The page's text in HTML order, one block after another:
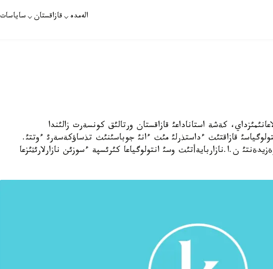
الەمدە قازاقستان ساياسات
كةشة استاناداعئ قازاقستان ورتالئق كونسةرت زالئندا
قازاقتئث ءداستذرلئ مئث ءانئ جوباسئنئث تذساؤكةسةرئ ءوتتئ.
ن.ا.نازاربايةأتئث وسئ انتولوگياعا كئرئسپة ءسوزئن نازارلارئثئزعا